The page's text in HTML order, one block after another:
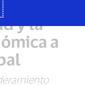
y la
a